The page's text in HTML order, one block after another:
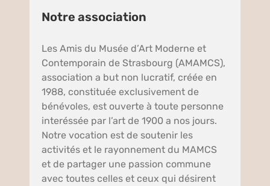
Notre association
Les Amis du Musée d’Art Moderne et
Contemporain de Strasbourg (AMAMCS),
association a but non lucratif, créée en
1988, constituée exclusivement de
bénévoles, est ouverte à toute personne
interéssée par l’art de 1900 a nos jours.
Notre vocation est de soutenir les
activités et le rayonnement du MAMCS
et de partager une passion commune
avec toutes celles et ceux qui désirent